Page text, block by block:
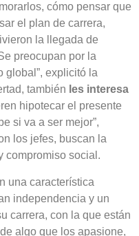
cómo pensar que
el plan de carrera,
la llegada de
preocupan por la
global”, explicitó la
también les interesa
hipotecar el presente
si va a ser mejor”,
los jefes, buscan la
compromiso social.
una característica
independencia y un
carrera, con la que están
algo que los apasione,